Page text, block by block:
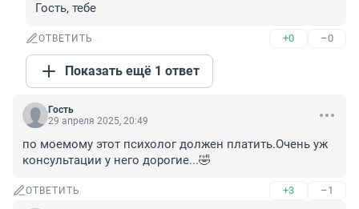
Гость, тебе
ОТВЕТИТЬ +0 –0
Показать ещё 1 ответ
Гость
29 апреля 2025, 20:49
по моемому этот психолог должен платить.Очень уж
консультации у него дорогие...🤣
ОТВЕТИТЬ +3 –1